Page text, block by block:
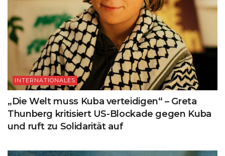
INTERNATIONALES
„Die Welt muss Kuba verteidigen“ – Greta
Thunberg kritisiert US-Blockade gegen Kuba
und ruft zu Solidarität auf